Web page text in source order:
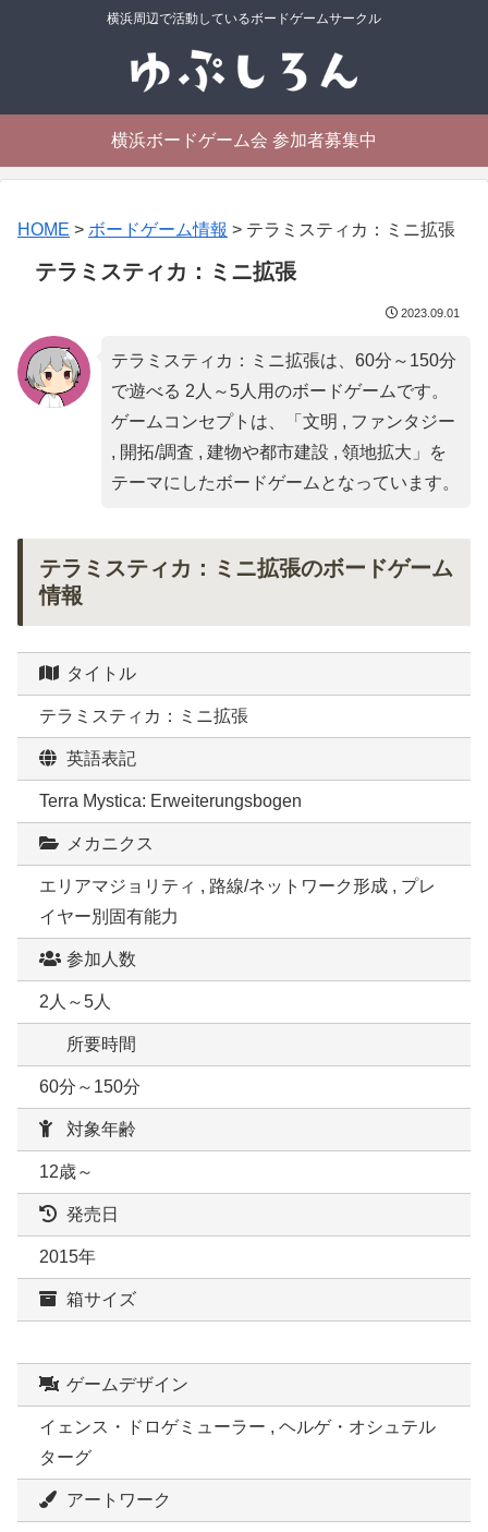
横浜周辺で活動しているボードゲームサークル
横浜ボードゲーム会 参加者募集中
HOME > ボードゲーム情報 > テラミスティカ：ミニ拡張
テラミスティカ：ミニ拡張
2023.09.01
テラミスティカ：ミニ拡張は、60分～150分
で遊べる 2人～5人用のボードゲームです。
ゲームコンセプトは、「 文明 , ファンタジー
, 開拓/調査 , 建物や都市建設 , 領地拡大 」を
テーマにしたボードゲームとなっています。
テラミスティカ：ミニ拡張のボードゲーム
情報
タイトル
テラミスティカ：ミニ拡張
英語表記
Terra Mystica: Erweiterungsbogen
メカニクス
エリアマジョリティ , 路線/ネットワーク形成 , プレ
イヤー別固有能力
参加人数
2人～5人
所要時間
60分～150分
対象年齢
12歳～
発売日
2015年
箱サイズ
ゲームデザイン
イェンス・ドロゲミューラー , ヘルゲ・オシュテル
ターグ
アートワーク